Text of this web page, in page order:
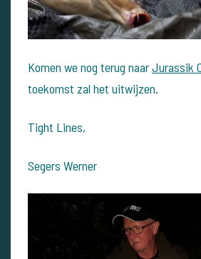
Komen we nog terug naarJurassik
toekomst zal het uitwijzen.
Tight Lines,
Segers Werner